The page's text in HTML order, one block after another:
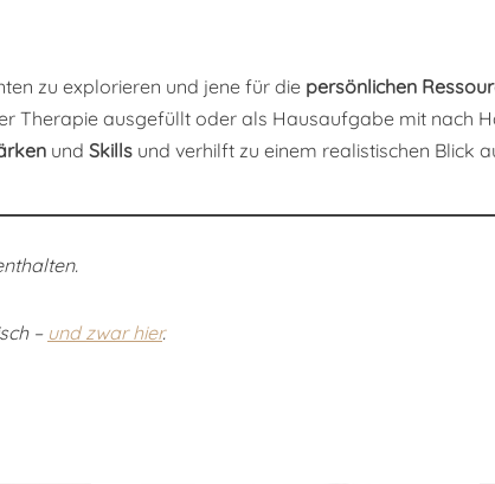
zu explorieren und jene für die persönlichen
Therapie ausgefüllt oder als Hausaufgabe mit nach
und Skills und verhilft zu einem realistischen Blick
– und zwar hier.